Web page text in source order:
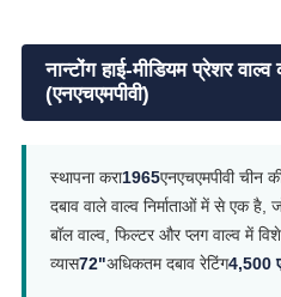
नान्टोंग हाई-मीडियम प्रेशर
(एनएचएमपीवी)
स्थापना करा1965एनएचएमपीवी चीन
दबाव वाले वाल्व निर्माताओं में से एक है,
बॉल वाल्व, फिल्टर और प्लग वाल्व में
व्यास72"अधिकतम दबाव रेटिंग4,500